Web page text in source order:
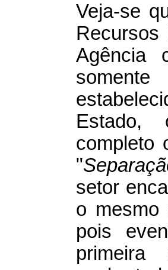
Veja-se
Agência
Estado,
completo
"
setor
o mesmo
pois